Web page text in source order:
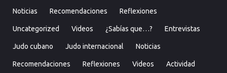
Noticias Recomendaciones Reflexiones
Uncategorized Videos ¿Sabías que…? Entrevistas
Judo cubano Judo internacional Noticias
Recomendaciones Reflexiones Videos Actividad